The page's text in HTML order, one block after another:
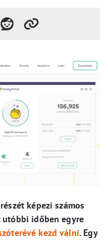
képezi számos
utóbbi időben egyre
kezd válni. Egy